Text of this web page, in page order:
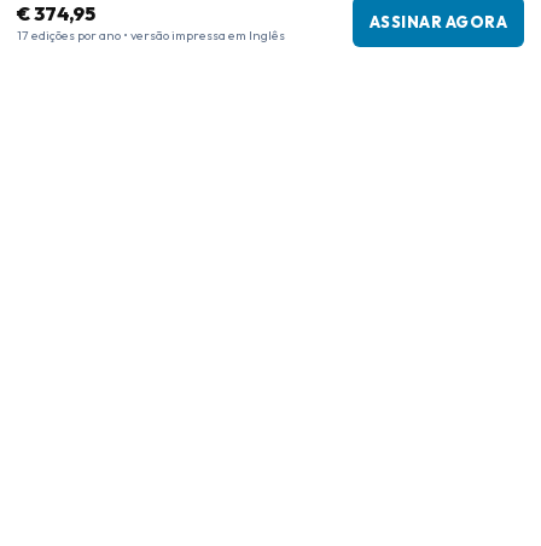
€ 374,95
17 edições por ano • versão impressa em Inglês
ASSINAR AGORA
Informações da empresa